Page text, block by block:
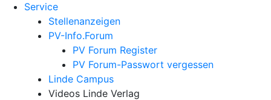
Service
Stellenanzeigen
PV-Info.Forum
PV Forum Register
PV Forum-Passwort vergessen
Linde Campus
Videos Linde Verlag